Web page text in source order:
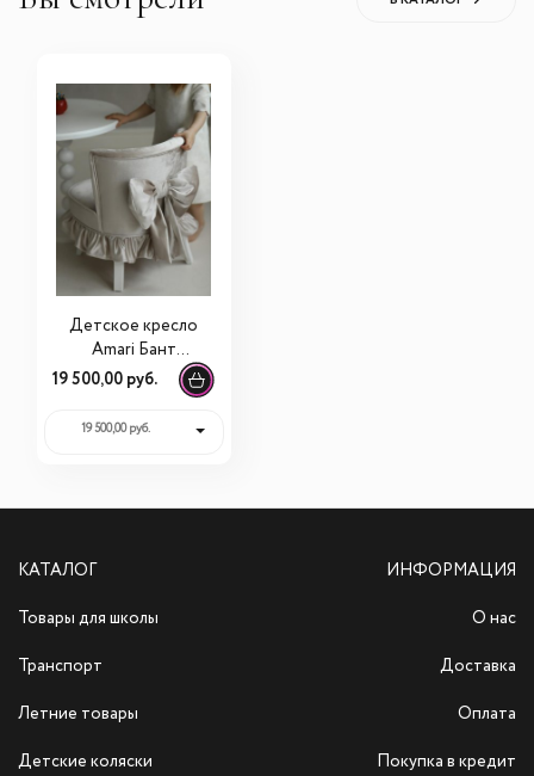
Детское кресло
Amari Бант
бежевый
19 500,00 руб.
19 500,00 руб.
КАТАЛОГ
Товары для школы
Транспорт
Летние товары
Детские коляски
ИНФОРМАЦИЯ
О нас
Доставка
Оплата
Покупка в кредит